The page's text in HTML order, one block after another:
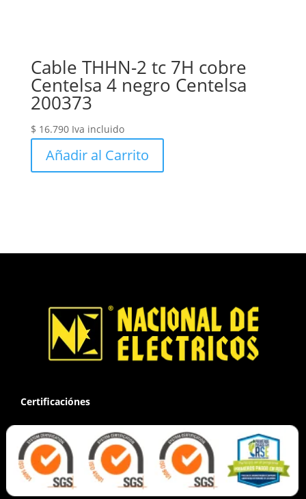
Cable THHN-2 tc 7H cobre
Centelsa 4 negro Centelsa
200373
$ 16.790 Iva incluido
Añadir al Carrito
Certificaciónes